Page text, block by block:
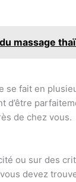
massage
se fait en
d’être
de chez vous.
ou sur des
devez